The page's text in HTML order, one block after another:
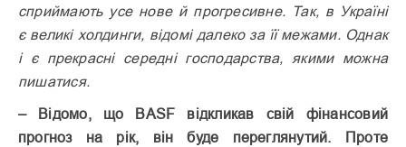
сприймають усе нове й прогресивне. Так, в Україні
є великі холдинги, відомі далеко за її межами. Однак
і є прекрасні середні господарства, якими можна
пишатися.
– Відомо, що BASF відкликав свій фінансовий
прогноз на рік, він буде переглянутий. Проте